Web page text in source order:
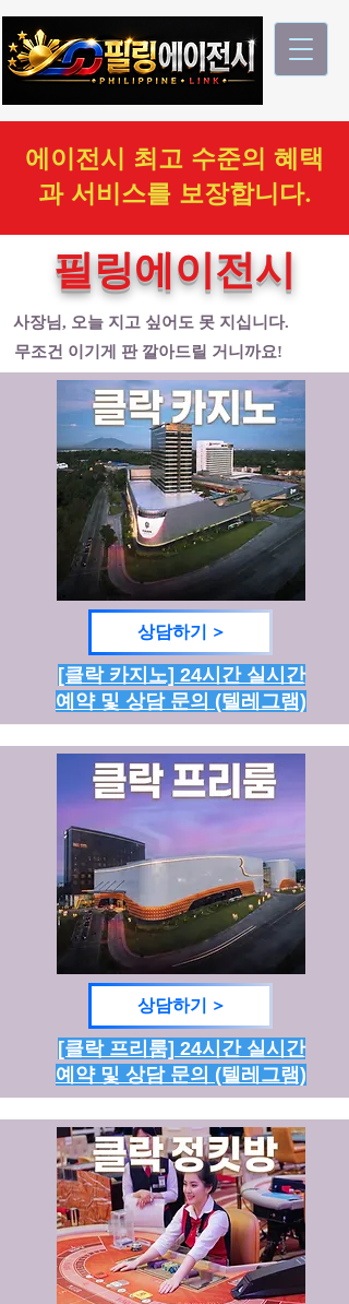
에이전시 최고 수준의 혜택
과 서비스를 보장합니다.
필링에이전시
사장님, 오늘 지고 싶어도 못 지십니다.
무조건 이기게 판 깔아드릴 거니까요!
상담하기 >
[클락 카지노] 24시간 실시간
예약 및 상담 문의 (텔레그램)
상담하기 >
[클락 프리룸] 24시간 실시간
예약 및 상담 문의 (텔레그램)